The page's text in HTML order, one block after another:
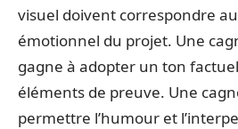
visuel doivent correspondre
émotionnel du projet. Une
gagne à adopter un ton
éléments de preuve. Une
permettre l’humour et